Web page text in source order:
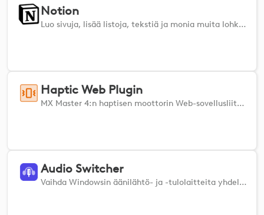
Notion
Luo sivuja, lisää listoja, tekstiä ja monia muita lohkoja sivuillesi. Navigoi ja järjestele sisältöä uudelleen
Haptic Web Plugin
MX Master 4:n haptisen moottorin Web-sovellusliittymä. Saat hiiren palautetta mistä tahansa yhteensopivasta verkkosivustosta. Haptic Web Plugin -laajennuksen avulla verkkokehittäjät voivat laukaista MX Master 4:n haptisen palautteen mistä tahansa verkkosivustosta tai verkkosovelluksesta. - REST-rajapinta ja WebSocket helpottavat integrointia - HTTPS ja voimassa oleva localhost-SSL-varmenne - Ei vaadi lainkaan asennusta Tämä laajennus toimii taustalla eikä tee mitään itsestään, ennen kuin verkkosovellus laukaisee sen.
Audio Switcher
Vaihda Windowsin äänilähtö- ja -tulolaitteita yhdellä painalluksella tuetulla laitteellasi.